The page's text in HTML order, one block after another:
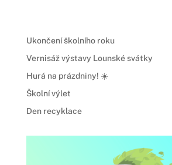
Ukončení školního roku
Vernisáž výstavy Lounské svátky
Hurá na prázdniny! ☀️
Školní výlet
Den recyklace